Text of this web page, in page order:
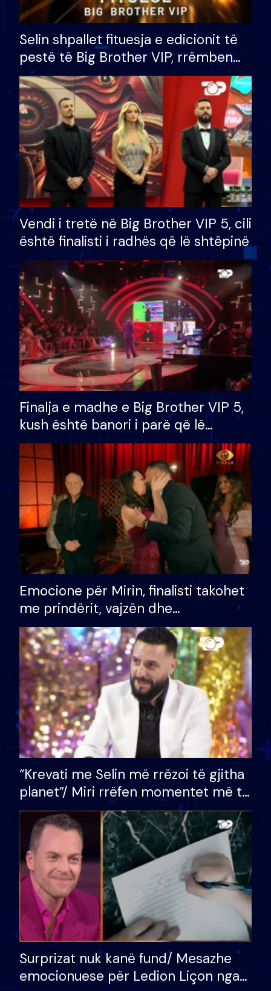
Selin shpallet fituesja e edicionit të
pestë të Big Brother VIP, rrëmben
çmimin e madh prej 100 mijë eurosh
Vendi i tretë në Big Brother VIP 5, cili
është finalisti i radhës që lë shtëpinë
Finalja e madhe e Big Brother VIP 5,
kush është banori i parë që lë
shtëpinë dhe humb mundësinë për
të fituar çmimin e madh
Emocione për Mirin, finalisti takohet
me prindërit, vajzën dhe
bashkëshorten: S’kemi ndonjë letër
divorci apo jo?
“Krevati me Selin më rrëzoi të gjitha
planet”/ Miri rrëfen momentet më të
bukura në shtëpinë e BB VIP: Do më
mungojë zilja e mëngjesit kur…
Surprizat nuk kanë fund/ Mesazhe
emocionuese për Ledion Liçon nga